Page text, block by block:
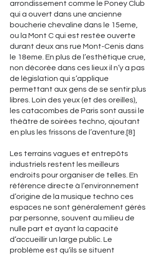
arrondissement comme le Poney Club
qui a ouvert dans une ancienne
boucherie chevaline dans le 15eme,
ou la Mont C qui est restée ouverte
durant deux ans rue Mont-Cenis dans
le 18eme. En plus de l’esthétique crue,
non décorée dans ces lieux il n’y a pas
de législation qui s’applique
permettant aux gens de se sentir plus
libres. Loin des yeux (et des oreilles),
les catacombes de Paris sont aussi le
théâtre de soirées techno, ajoutant
en plus les frissons de l’aventure.[8]
Les terrains vagues et entrepôts
industriels restent les meilleurs
endroits pour organiser de telles. En
référence directe à l’environnement
d’origine de la musique techno ces
espaces ne sont généralement gérés
par personne, souvent au milieu de
nulle part et ayant la capacité
d’accueillir un large public. Le
problème est qu’ils se situent